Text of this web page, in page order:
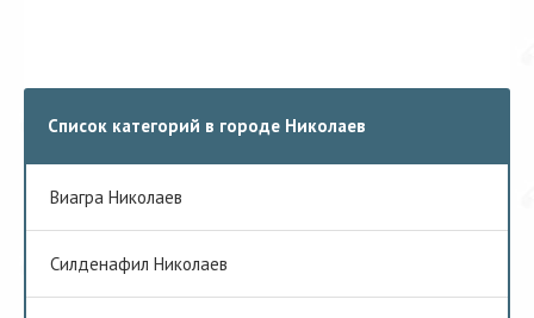
Список категорий в городе Николаев
Виагра Николаев
Cилденафил Николаев